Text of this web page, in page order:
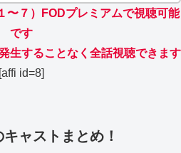
〜７）FODプレミアムで視聴可能
です
生することなく全話視聴できます
[affi id=8]
ャストまとめ！